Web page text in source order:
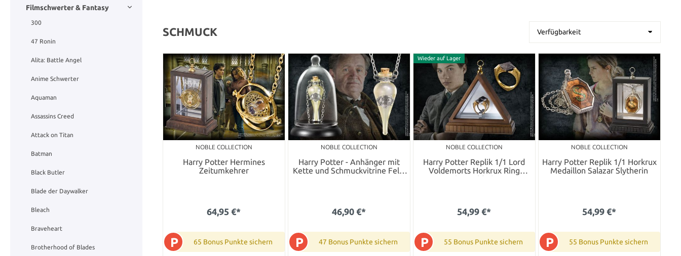
Filmschwerter & Fantasy
300
47 Ronin
Alita: Battle Angel
Anime Schwerter
Aquaman
Assassins Creed
Attack on Titan
Batman
Black Butler
Blade der Daywalker
Bleach
Braveheart
Brotherhood of Blades
SCHMUCK
NOBLE COLLECTION
Harry Potter Hermines
Zeitumkehrer
64,95 €*
P 65 Bonus Punkte sichern
NOBLE COLLECTION
Harry Potter - Anhänger mit
Kette und Schmuckvitrine Felix
Felicis
46,90 €*
P 47 Bonus Punkte sichern
Wieder auf Lager
NOBLE COLLECTION
Harry Potter Replik 1/1 Lord
Voldemorts Horkrux Ring
(vergoldet)
54,99 €*
P 55 Bonus Punkte sichern
NOBLE COLLECTION
Harry Potter Replik 1/1 Horkrux
Medaillon Salazar Slytherin
54,99 €*
P 55 Bonus Punkte sichern